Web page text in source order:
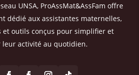
UNSA, ProAssMat&AssFam offre
dédié aux assistantes maternelles,
et outils conçus pour simplifier et
leur activité au quotidien.